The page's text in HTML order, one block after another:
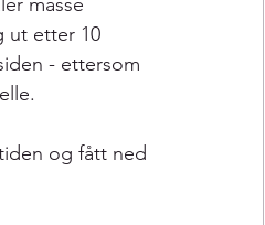
ut etter 10
- ettersom
og fått ned